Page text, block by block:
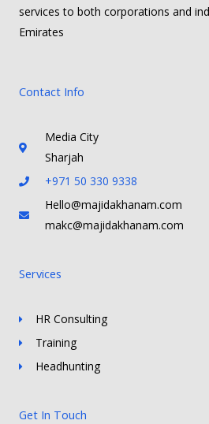
services to both corporations and
Emirates
Contact Info
Media City
Sharjah
+971 50 330 9338
Hello@majidakhanam.com
makc@majidakhanam.com
Services
HR Consulting
Training
Headhunting
Get In Touch